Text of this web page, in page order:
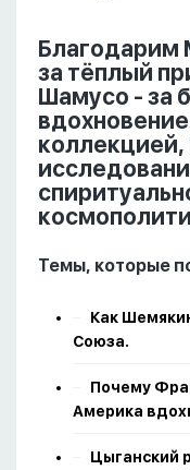
Благодарим
за тёплый
Шамусо - за
Темы, которые
Как
Союза.
Почему
Америка
Цыганский